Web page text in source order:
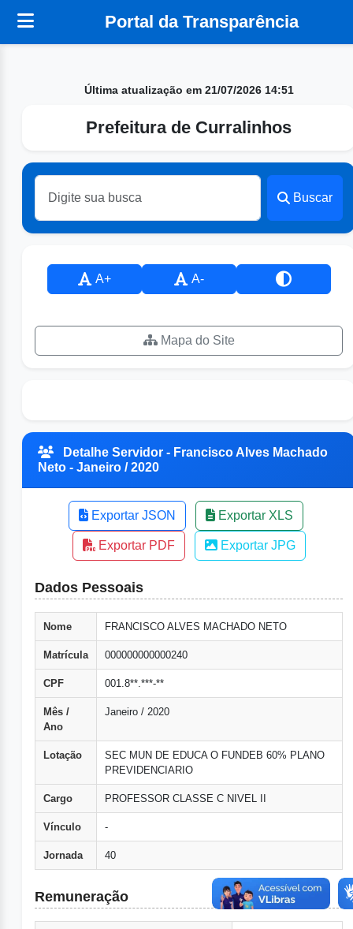
Portal da Transparência
Última atualização em 21/07/2026 14:51
Prefeitura de Curralinhos
Buscar
A+ A-
Mapa do Site
Detalhe Servidor - Francisco Alves Machado
Neto - Janeiro / 2020
Exportar JSON Exportar XLS
Exportar PDF Exportar JPG
Dados Pessoais
Nome FRANCISCO ALVES MACHADO NETO
Matrícula 000000000000240
CPF 001.8**.***-**
Mês /
Ano
Janeiro / 2020
Lotação
SEC MUN DE EDUCA O FUNDEB 60% PLANO
PREVIDENCIARIO
Cargo PROFESSOR CLASSE C NIVEL II
Vínculo -
Jornada 40
Remuneração